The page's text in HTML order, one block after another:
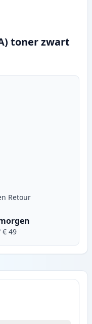
toner zwart
FX-10 (0263B002AA)
Retour
€ 49